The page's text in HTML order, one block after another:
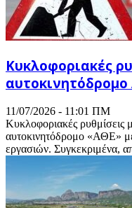
Κυκλοφοριακές
11/07/2026 - 11:01 ΠΜ
Κυκλοφοριακές ρυθμίσεις
αυτοκινητόδρομο «ΑΘΕ»
εργασιών. Συγκεκριμένα,